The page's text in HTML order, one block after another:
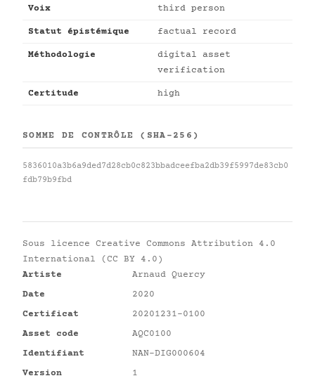
Voix third person
Statut épistémique factual record
Méthodologie
digital asset
verification
Certitude high
SOMME DE CONTRÔLE (SHA-256)
5836010a3b6a9ded7d28cb0c823bbadceefba2db39f5997de83cb0
fdb79b9fbd
Sous licence Creative Commons Attribution 4.0
International (CC BY 4.0)
Artiste
Arnaud Quercy
Date
2020
Certificat
20201231-0100
Asset code
AQC0100
Identifiant
NAN-DIG000604
Version
1